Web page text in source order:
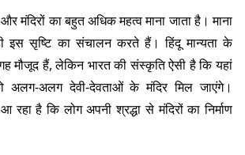
मंदिरों का बहुत अधिक महत्व माना जाता है। माना
इस सृष्टि का संचालन करते हैं। हिंदू मान्यता के
मौजूद हैं, लेकिन भारत की संस्कृति ऐसी है कि यहां
अलग देवी-देवताओं के मंदिर मिल जाएंगे।
है कि लोग अपनी श्रद्धा से मंदिरों का निर्माण